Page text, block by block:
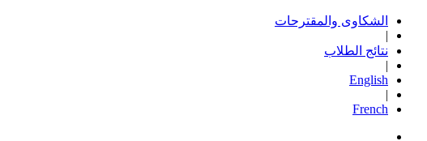
الشكاوى والمقترحات
|
نتائج الطلاب
|
English
|
French